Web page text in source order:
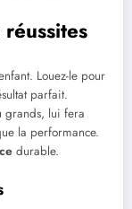
Louez-le pour
parfait.
grands, lui fera
la performance.
durable.